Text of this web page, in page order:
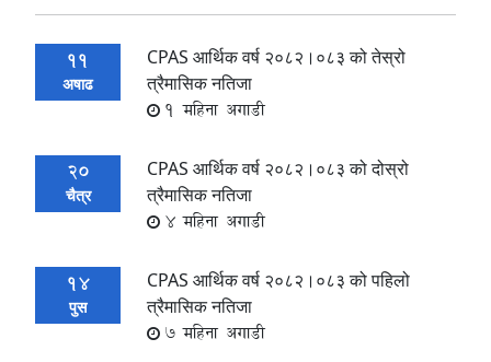
11
अषाढ
CPAS आर्थिक वर्ष २०८२।०८३ को तेस्रो
त्रैमासिक नतिजा
1 महिना अगाडी
20
चैत्र
CPAS आर्थिक वर्ष २०८२।०८३ को दोस्रो
त्रैमासिक नतिजा
4 महिना अगाडी
14
पुस
CPAS आर्थिक वर्ष २०८२।०८३ को पहिलो
त्रैमासिक नतिजा
7 महिना अगाडी